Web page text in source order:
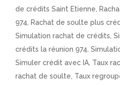
de crédits Saint Etienne ,
974 ,Rachat de soulte plus
Simulation rachat de crédits ,
crédits la réunion 974 ,
Simuler crédit avec IA Taux
rachat de soulte Taux